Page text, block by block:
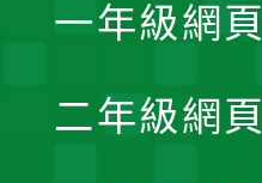
一年級網頁
二年級網頁